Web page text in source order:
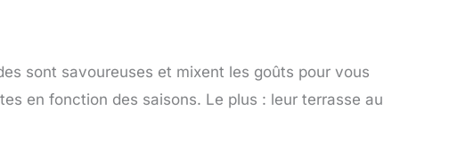
sont savoureuses et mixent les goûts pour vous
en fonction des saisons. Le plus : leur terrasse au